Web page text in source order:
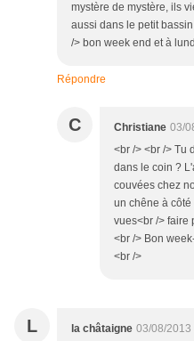
mystère de mystère, ils
aussi dans le petit
/> bon week end et à
Répondre
C Christiane 03/
<br /> <br /> Tu
dans le coin ?
couvées chez
un chêne à
vues<br /> faire
<br /> Bon
<br />
L la châtaigne 03/08/2013